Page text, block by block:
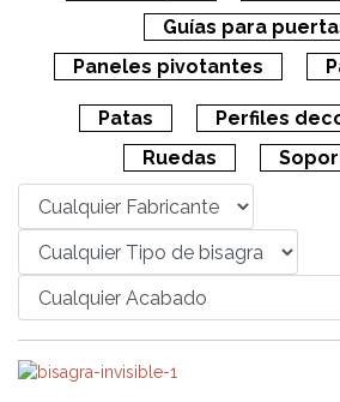
Guías para
Paneles pivotantes
Patas
Perfiles
Ruedas